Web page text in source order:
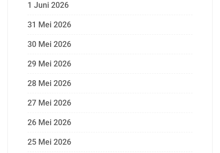
1 Juni 2026
31 Mei 2026
30 Mei 2026
29 Mei 2026
28 Mei 2026
27 Mei 2026
26 Mei 2026
25 Mei 2026